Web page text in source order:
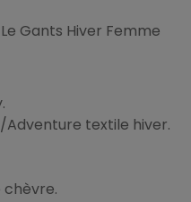
Gants Hiver Femme
textile hiver.
chèvre.